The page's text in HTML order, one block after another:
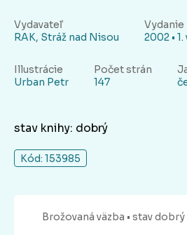
Vydavateľ
RAK, Stráž nad Nisou
Vydanie
2002 •
Illustrácie
Urban Petr
Počet strán
147
stav knihy: dobrý
Kód: 153985
Brožovaná väzba • stav dobrý